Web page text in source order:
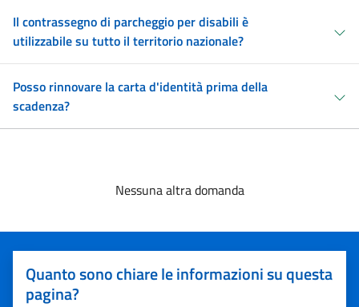
Il contrassegno di parcheggio per disabili è
utilizzabile su tutto il territorio nazionale?
Posso rinnovare la carta d'identità prima della
scadenza?
Nessuna altra domanda
Quanto sono chiare le informazioni su questa
pagina?